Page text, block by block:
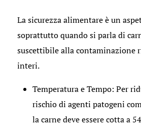
La sicurezza alimentare è un
soprattutto quando si parla di
suscettibile alla contaminazione
interi.
Temperatura e Tempo: Per
rischio di agenti patogeni
la carne deve essere cotta a